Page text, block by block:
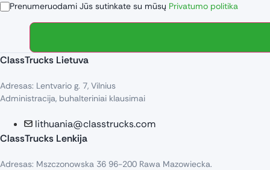
Prenumeruodami Jūs sutinkate su mūsų Privatumo politika
ClassTrucks Lietuva
Adresas: Lentvario g. 7, Vilnius
Administracija, buhalteriniai klausimai
lithuania@classtrucks.com
ClassTrucks Lenkija​
Adresas: Mszczonowska 36 96-200 Rawa Mazowiecka.